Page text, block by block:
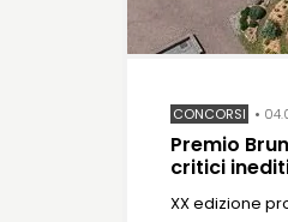
CONCORSI •
Premio
critici
XX edizione